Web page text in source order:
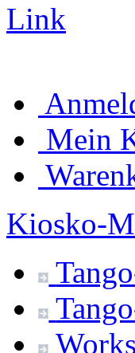
Mein
Kiosko-